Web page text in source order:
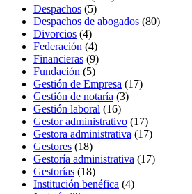
Despachos (5)
Despachos de abogados (80)
Divorcios (4)
Federación (4)
Financieras (9)
Fundación (5)
Gestión de Empresa (17)
Gestión de notaría (3)
Gestión laboral (16)
Gestor administrativo (17)
Gestora administrativa (17)
Gestores (18)
Gestoría administrativa (17)
Gestorías (18)
Institución benéfica (4)